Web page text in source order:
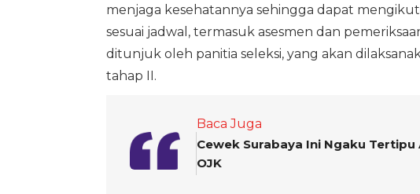
menjaga kesehatannya sehingga dapat
sesuai jadwal, termasuk asesmen dan
ditunjuk oleh panitia seleksi, yang akan
tahap II.
Baca Juga
Cewek Surabaya Ini Ngaku
OJK